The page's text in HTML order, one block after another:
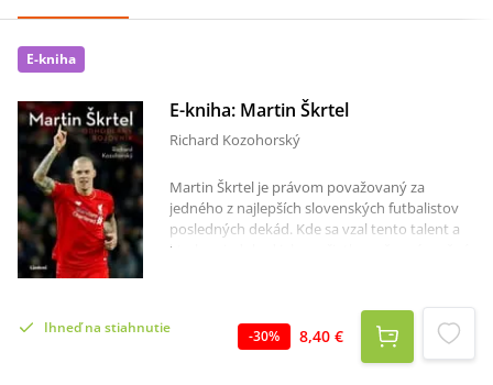
E-kniha
E-kniha: Martin Škrtel
Richard Kozohorský
Martin Škrtel je právom považovaný za
jedného z najlepších slovenských futbalistov
posledných dekád. Kde sa vzal tento talent a
kto ho viedol od jeho začiatkov až po úspešné
tréneri a spoluhráči? Novinár Richard
Kozohorský sa vybral po stopách Martina
Škrtela a prostredníctvom spomienok jeho
Ihneď na stiahnutie -30% 8,40 €